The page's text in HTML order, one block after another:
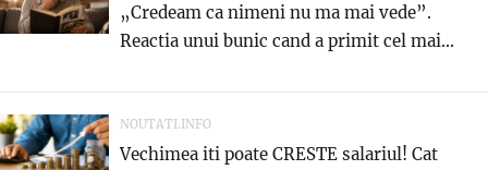
„Credeam ca nimeni nu ma mai vede”.
Reactia unui bunic cand a primit cel mai...
NOUTATI.INFO
Vechimea iti poate CRESTE salariul! Cat